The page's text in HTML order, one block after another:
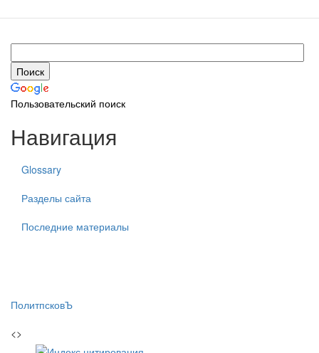
Пользовательский поиск
Навигация
Glossary
Разделы сайта
Последние материалы
ПолитпсковЪ
<>